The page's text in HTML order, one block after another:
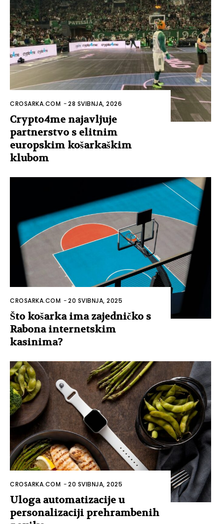
CROSARKA.COM -28 SVIBNJA, 2026
Crypto4me najavljuje
partnerstvo s elitnim
europskim košarkaškim
klubom
CROSARKA.COM -20 SVIBNJA, 2025
Što košarka ima zajedničko s
Rabona internetskim
kasinima?
CROSARKA.COM -20 SVIBNJA, 2025
Uloga automatizacije u
personalizaciji prehrambenih